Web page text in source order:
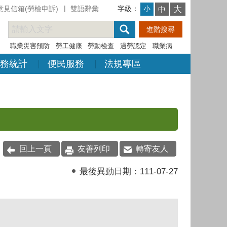
見信箱(勞檢申訴) 雙語辭彙 字級： 小 中 大
職業災害預防 勞工健康 勞動檢查 過勞認定 職業病
統計 便民服務 法規專區
回上一頁 友善列印 轉寄友人
最後異動日期： 111-07-27